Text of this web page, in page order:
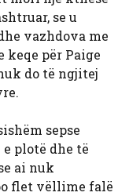
se u
vazhdova me
keqe për Paige
do të ngjitej
sepse
plotë dhe të
ai nuk
flet vëllime falë